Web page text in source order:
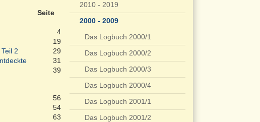
Seite
4
19
2
29
31
39
56
54
63
2010 - 2019
2000 - 2009
Das Logbuch 2000/1
Das Logbuch 2000/2
Das Logbuch 2000/3
Das Logbuch 2000/4
Das Logbuch 2001/1
Das Logbuch 2001/2